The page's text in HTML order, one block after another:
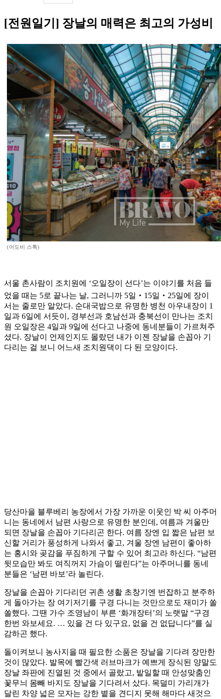
[전원일기] 장날의 매력은 최고의 가성비
(어도비 스톡)
서울 촌사람이 조치원에 ‘오일장이 선다’는 이야기를 처음 들
었을 때는 5로 끝나는 날, 그러니까 5일‧15일‧25일에 장이
서는 줄로만 알았다. 순대국밥으로 유명한 병천 아우내장이 1
일과 6일에 서듯이, 경부선과 호남선과 충북선이 만나는 조치
원 오일장은 4일과 9일에 선다고 나중에 동네분들이 가르쳐주
셨다. 장날이 언제인지도 몰랐던 내가 이젠 장날을 손꼽아 기
다리는 걸 보니 어느새 조치원댁이 다 된 모양이다.
당산마을 블루베리 농장에서 가장 가까운 이웃인 박 씨 아주머
니는 동네에서 남편 사랑으로 유명한 분인데, 여름과 겨울만
되면 장날을 손꼽아 기다리곤 한다. 여름 장엔 입 짧은 남편 보
신할 거리가 풍성하게 나와서 좋고, 겨울 장엔 남편이 좋아하
는 홍시와 곶감을 푸짐하게 구할 수 있어 최고라 하신다. “남편
뒷모습만 봐도 여직꺼지 가슴이 떨린다”는 아주머니를 동네
분들은 ‘남편 바보’라 놀린다.
장날을 손꼽아 기다리던 귀촌 생활 초창기엔 번잡하고 분주하
게 돌아가는 장 여기저기를 구경 다니는 것만으로도 재미가 쏠
쏠했다. 그땐 가수 조영남이 부른 ‘화개장터’의 노랫말 “구경
한번 와보세요. … 있을 건 다 있구요, 없을 건 없답니다”를 실
감하곤 했다.
돌이켜보니 농사지을 때 필요한 소품은 장날을 기다려 장만한
것이 많았다. 발목에 빨간색 러브마크가 예쁘게 장식된 양말도
장날 좌판에 진열된 것 중에서 골랐고, 밭일할 때 안성맞춤인
꽃무늬 몸빼 바지도 장날을 기다려서 샀다. 목덜미 가리개가
달린 차양 넓은 모자는 강한 볕을 견디지 못해 해마다 새것으